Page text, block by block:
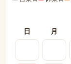
日 月